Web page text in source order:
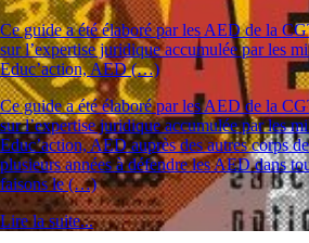
Ce guide a été élaboré par les AED de la
sur l’expertise juridique accumulée par les
Educ’action, AED (…)
Ce guide a été élaboré par les AED de la
sur l’expertise juridique accumulée par les
Educ’action, AED auprès des autres corps
plusieurs années à défendre les AED dans
faisons le (…)
Lire la suite...